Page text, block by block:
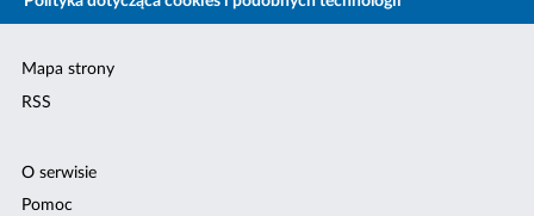
Mapa strony
RSS
O serwisie
Pomoc